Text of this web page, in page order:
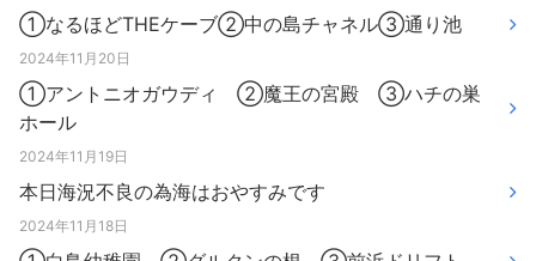
①なるほどTHEケーブ②中の島チャネル③通り池
2024年11月20日
①アントニオガウディ ②魔王の宮殿 ③ハチの巣
ホール
2024年11月19日
本日海況不良の為海はおやすみです
2024年11月18日